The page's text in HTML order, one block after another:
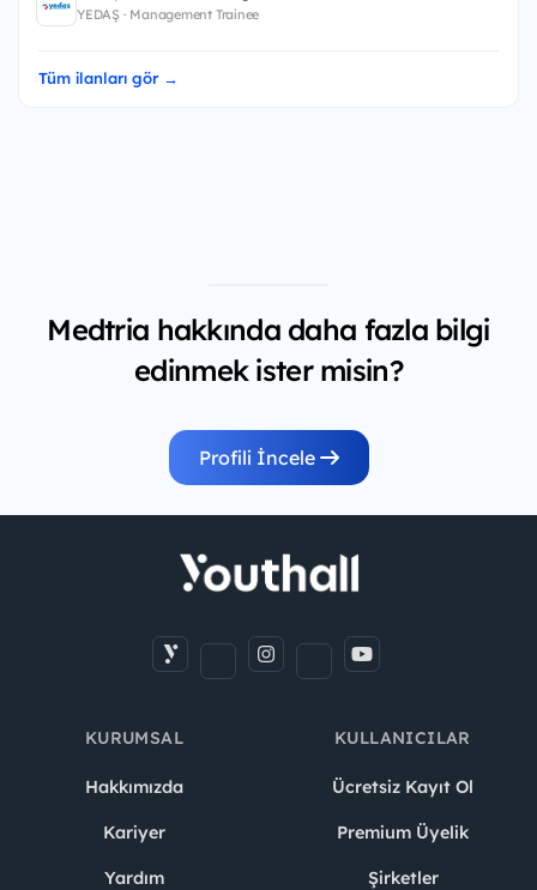
YEDAŞ · Management Trainee
Tüm ilanları gör →
Medtria hakkında daha fazla bilgi
edinmek ister misin?
Profili İncele
KURUMSAL
Hakkımızda
Kariyer
Yardım
KULLANICILAR
Ücretsiz Kayıt Ol
Premium Üyelik
Şirketler